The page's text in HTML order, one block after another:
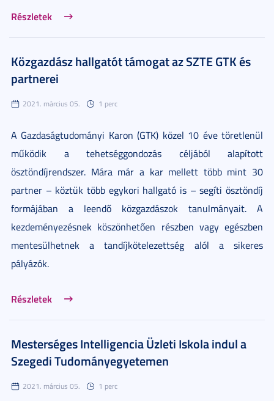
Részletek
Közgazdász hallgatót támogat az SZTE GTK és
partnerei
2021. március 05. 1 perc
A Gazdaságtudományi Karon (GTK) közel 10 éve töretlenül
működik a tehetséggondozás céljából alapított
ösztöndíjrendszer. Mára már a kar mellett több mint 30
partner – köztük több egykori hallgató is – segíti ösztöndíj
formájában a leendő közgazdászok tanulmányait. A
kezdeményezésnek köszönhetően részben vagy egészben
mentesülhetnek a tandíjkötelezettség alól a sikeres
pályázók.
Részletek
Mesterséges Intelligencia Üzleti Iskola indul a
Szegedi Tudományegyetemen
2021. március 05. 1 perc